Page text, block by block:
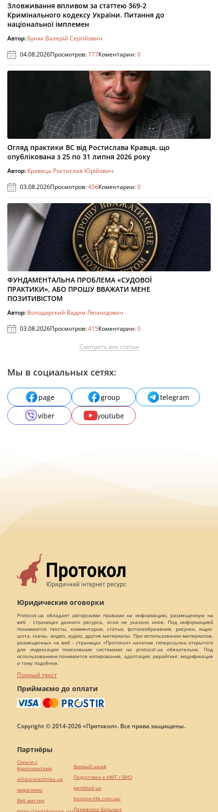
Зловживання впливом за статтею 369-2
Кримінального кодексу України. Питання до
національної імплемен
Автор: Буняк Валерій Сергійович
04.08.2026Просмотров:777Коментарии:0
Огляд практики ВС від Ростислава Кравця, що
опублікована з 25 по 31 липня 2026 року
Автор: Кравець Ростислав Юрійович
03.08.2026Просмотров:456Коментарии:0
ФУНДАМЕНТАЛЬНА ПРОБЛЕМА «СУДОВОЇ
ПРАКТИКИ», АБО ПРОШУ ВВАЖАТИ МЕНЕ
ПОЗИТИВІСТОМ
Автор: Володарский Вадим Леонидович
03.08.2026Просмотров:415Коментарии:0
Смотреть все статьи
Мы в социальных сетях:
page group
telegram
viber
youtube
Юридические оговорки
Protocol.ua обладает авторскими правами на информацию, размещенную на
веб - страницах данного ресурса, если не указано иное. Под информацией
понимаются тексты, комментарии, статьи, фотоизображения, рисунки, ящик-
шота, сканы, видео, аудио, другие материалы. При использовании материалов,
размещенных на веб - страницах «Протокол» наличие гиперссылки открытого
для индексации поисковыми системами на protocol.ua обязательна. Под
использованием понимается копирования, адаптация, рерайтинг, модификация
и тому подобное.
Полный текст
Приймаємо до оплати
Copyright © 2014-2026 «Протокол». Все права защищены.
Партнёры
Серьги с
бриллиантами
alliancetechnika.ua
миралинкс
Веб мастер
Винный шкаф
Подготовка к НМТ / ВНО
pereklad.ua
hospice-life.com.ua/
Перевозка больных